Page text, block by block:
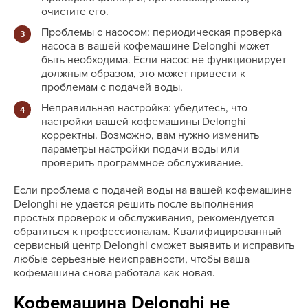
очистите его.
Проблемы с насосом: периодическая проверка
насоса в вашей кофемашине Delonghi может
быть необходима. Если насос не функционирует
должным образом, это может привести к
проблемам с подачей воды.
Неправильная настройка: убедитесь, что
настройки вашей кофемашины Delonghi
корректны. Возможно, вам нужно изменить
параметры настройки подачи воды или
проверить программное обслуживание.
Если проблема с подачей воды на вашей кофемашине
Delonghi не удается решить после выполнения
простых проверок и обслуживания, рекомендуется
обратиться к профессионалам. Квалифицированный
сервисный центр Delonghi сможет выявить и исправить
любые серьезные неисправности, чтобы ваша
кофемашина снова работала как новая.
Кофемашина Delonghi не